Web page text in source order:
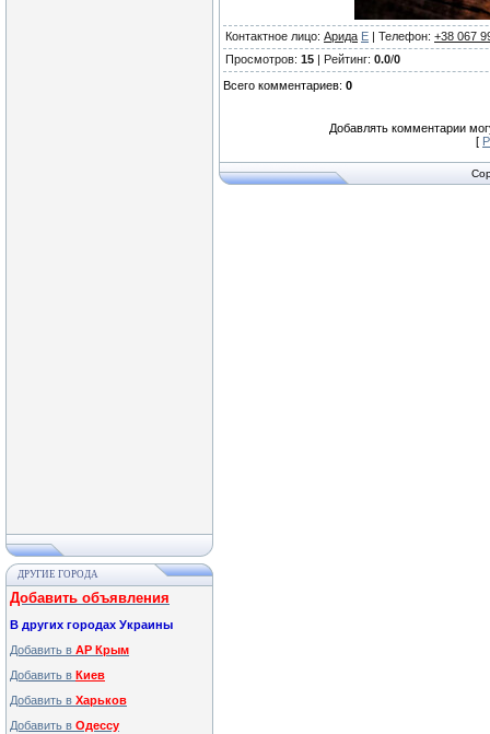
ДРУГИЕ ГОРОДА
Добавить объявления
В других городах Украины
Добавить в АР Крым
Добавить в Киев
Добавить в Харьков
Добавить в Одессу
Контактное лицо: Арида E | Телефон: +38 067
Просмотров: 15 | Рейтинг: 0.0/0
Всего комментариев: 0
Добавлять комментарии
[